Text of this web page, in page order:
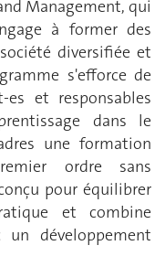
Management, qui
à former des
diversifiée et
s'efforce de
et responsables
dans le
une formation
ordre sans
pour équilibrer
et combine
un développement